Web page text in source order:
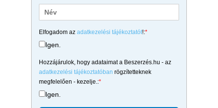
Elfogadom az adatkezelési tájékoztatót!:*
Igen.
Hozzájárulok, hogy adataimat a Beszerzés.hu - az
adatkezelési tájékoztatóban rögzítetteknek
megfelelően - kezelje.:*
Igen.